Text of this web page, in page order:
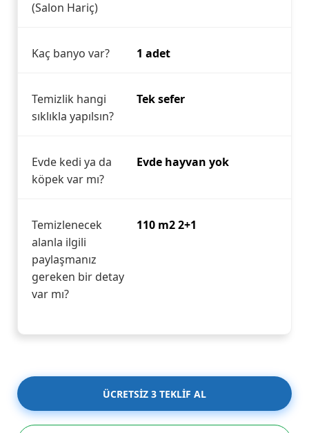
(Salon Hariç)
Kaç banyo var? 1 adet
Temizlik hangi
sıklıkla yapılsın?
Tek sefer
Evde kedi ya da
köpek var mı?
Evde hayvan yok
Temizlenecek
alanla ilgili
paylaşmanız
gereken bir detay
var mı?
110 m2 2+1
ÜCRETSİZ 3 TEKLİF AL